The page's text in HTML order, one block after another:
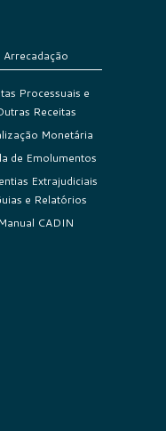
Arrecadação
Processuais e
Receitas
Monetária
de Emolumentos
Extrajudiciais
e Relatórios
Manual CADIN